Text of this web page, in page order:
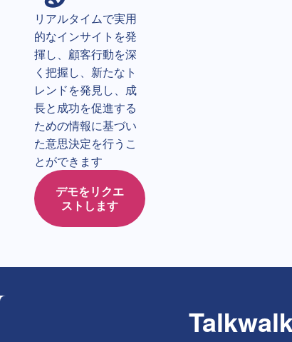
リアルタイムで実用
的なインサイトを発
揮し、顧客行動を深
く把握し、新たなト
レンドを発見し、成
長と成功を促進する
ための情報に基づい
た意思決定を行うこ
とができます
デモをリクエ
ストします